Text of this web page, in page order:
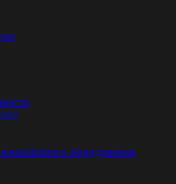
оборудования